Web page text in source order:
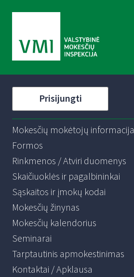
Prisijungti
Mokesčių mokėtojų informacija
Formos
Rinkmenos / Atviri duomenys
Skaičiuoklės ir pagalbininkai
Sąskaitos ir įmokų kodai
Mokesčių žinynas
Mokesčių kalendorius
Seminarai
Tarptautinis apmokestinimas
Kontaktai / Apklausa